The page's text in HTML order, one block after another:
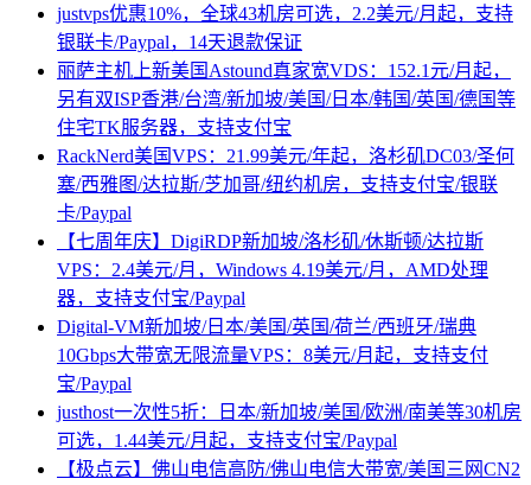
justvps优惠10%，全球43机房可选，2.2美元/月起，支持
银联卡/Paypal，14天退款保证
丽萨主机上新美国Astound真家宽VDS：152.1元/月起，
另有双ISP香港/台湾/新加坡/美国/日本/韩国/英国/德国等
住宅TK服务器，支持支付宝
RackNerd美国VPS：21.99美元/年起，洛杉矶DC03/圣何
塞/西雅图/达拉斯/芝加哥/纽约机房，支持支付宝/银联
卡/Paypal
【七周年庆】DigiRDP新加坡/洛杉矶/休斯顿/达拉斯
VPS：2.4美元/月，Windows 4.19美元/月，AMD处理
器，支持支付宝/Paypal
Digital-VM新加坡/日本/美国/英国/荷兰/西班牙/瑞典
10Gbps大带宽无限流量VPS：8美元/月起，支持支付
宝/Paypal
justhost一次性5折：日本/新加坡/美国/欧洲/南美等30机房
可选，1.44美元/月起，支持支付宝/Paypal
【极点云】佛山电信高防/佛山电信大带宽/美国三网CN2